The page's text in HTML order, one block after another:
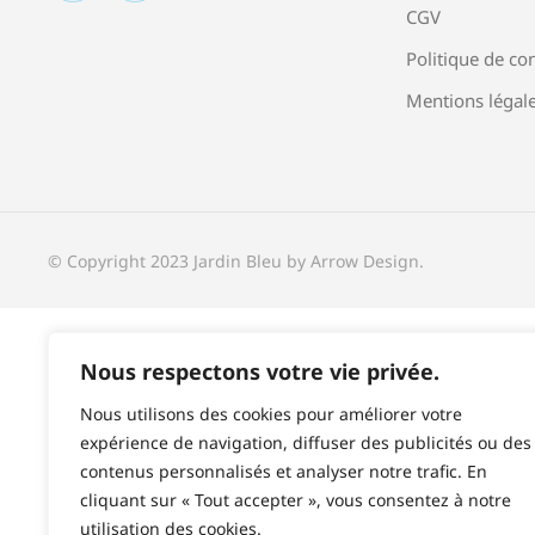
Nous respectons votre vie privée.
Nous utilisons des cookies pour améliorer votre
expérience de navigation, diffuser des publicités ou des
contenus personnalisés et analyser notre trafic. En
cliquant sur « Tout accepter », vous consentez à notre
utilisation des cookies.
CGV
Politique de
Mentions
© Copyright 2023 Jardin Bleu by Arrow Design.